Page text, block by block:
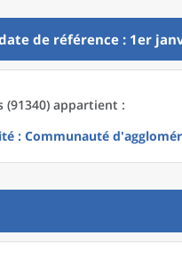
de référence : 1er
(91340) appartient :
: Communauté